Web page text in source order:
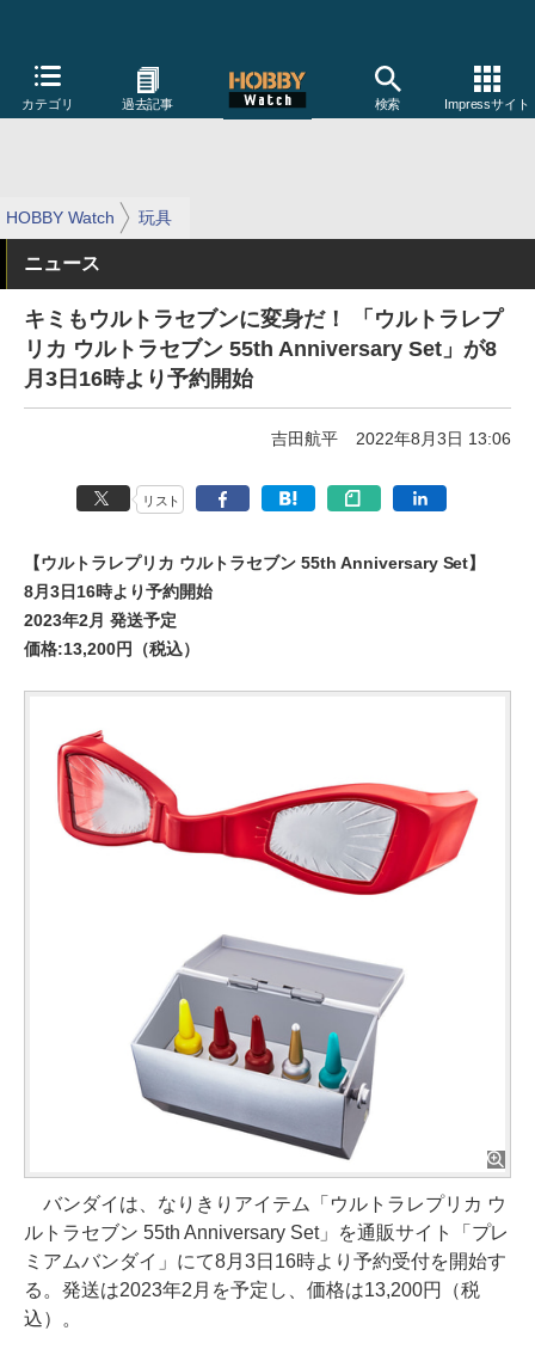
カテゴリ 過去記事 検索 Impressサイト
HOBBY Watch 玩具
ニュース
キミもウルトラセブンに変身だ！ 「ウルトラレプ
リカ ウルトラセブン 55th Anniversary Set」が8
月3日16時より予約開始
吉田航平 2022年8月3日 13:06
リスト
【ウルトラレプリカ ウルトラセブン 55th Anniversary Set】
8月3日16時より予約開始
2023年2月 発送予定
価格:13,200円（税込）
バンダイは、なりきりアイテム「ウルトラレプリカ ウ
ルトラセブン 55th Anniversary Set」を通販サイト「プレ
ミアムバンダイ」にて8月3日16時より予約受付を開始す
る。発送は2023年2月を予定し、価格は13,200円（税
込）。